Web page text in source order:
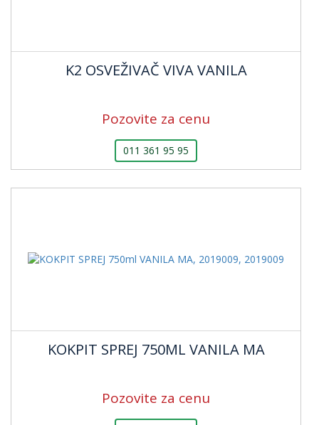
K2 OSVEŽIVAČ VIVA VANILA
Pozovite za cenu
011 361 95 95
KOKPIT SPREJ 750ML VANILA MA
Pozovite za cenu